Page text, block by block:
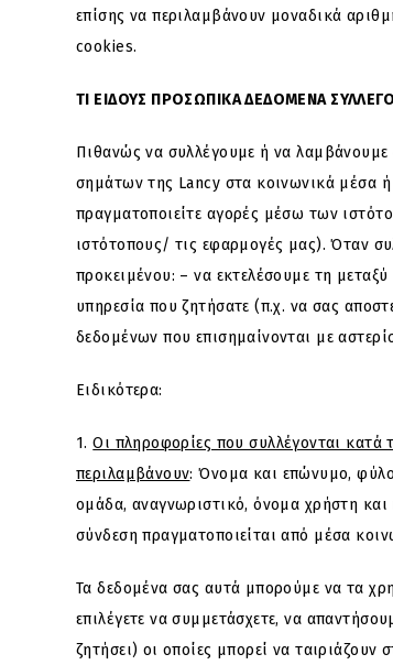
επίσης να περιλαμβάνουν μοναδικά
cookies.
ΤΙ ΕΙΔΟΥΣ ΠΡΟΣΩΠΙΚΑ ΔΕΔΟΜΕΝΑ
Πιθανώς να συλλέγουμε ή να
σημάτων της Lancy στα κοινωνικά μέσα ή
πραγματοποιείτε αγορές μέσω των
ιστότοπους/ τις εφαρμογές μας). Όταν
προκειμένου: – να εκτελέσουμε τη
υπηρεσία που ζητήσατε (π.χ. να σας
δεδομένων που επισημαίνονται με
Ειδικότερα:
1.Οι πληροφορίες που συλλέγονται
περιλαμβάνουν: Όνομα και επώνυμο,
ομάδα, αναγνωριστικό, όνομα χρήστη
σύνδεση πραγματοποιείται από μέσα
Τα δεδομένα σας αυτά μπορούμε να τα
επιλέγετε να συμμετάσχετε, να
ζητήσει) οι οποίες μπορεί να